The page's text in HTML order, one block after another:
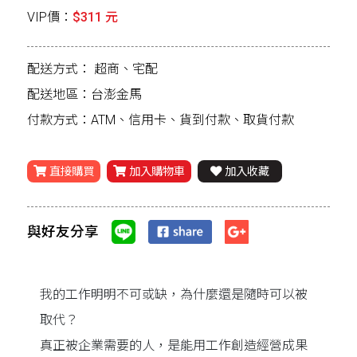
VIP價： $311 元
配送方式： 超商、宅配
配送地區：台澎金馬
付款方式：ATM、信用卡、貨到付款、取貨付款
直接購買 加入購物車 加入收藏
與好友分享
我的工作明明不可或缺，為什麼還是隨時可以被
取代？
真正被企業需要的人，是能用工作創造經營成果